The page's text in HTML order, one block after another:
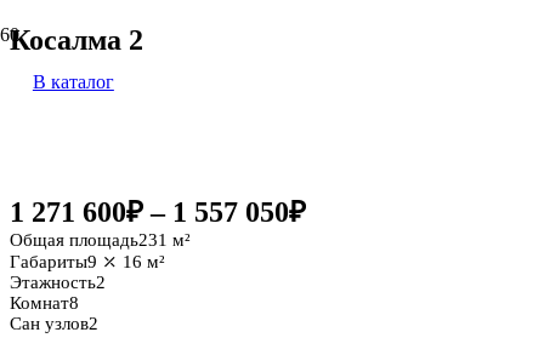
В каталог
Косалма 2
231 м²
1 271 600₽– 1 557 050₽
Общая площадь231 м²
Габариты9 ⤫ 16 м²
Этажность2
Комнат8
Сан узлов2